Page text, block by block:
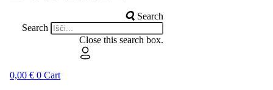
Search
Search
Close this search box.
0,00 € 0 Cart